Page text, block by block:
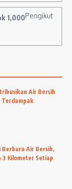
1,000Pengikut
Air Bersih
Terdampak
Berburu Air Bersih,
3 Kilometer Setiap